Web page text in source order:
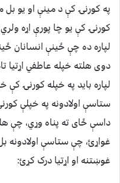
په کورنۍ کې د مینې او یو بل
کورنۍ کې یو چا پورې اړه
لپاره ده چې ځينې انسانان
دوی هلته خپله عاطفي اړتیا
لپاره باید په خپله کورنۍ
ستاسې اولادونه په خپلې
داسې ځای ته پناه وړي، چې
غواړئ، چې ستاسې اولادونه
غوښتنه او اړتیا درک کړئ: